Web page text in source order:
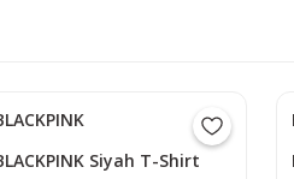
Siyah T-Shirt